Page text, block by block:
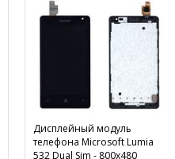
Дисплейный модуль
телефона Microsoft Lumia
532 Dual Sim - 800x480